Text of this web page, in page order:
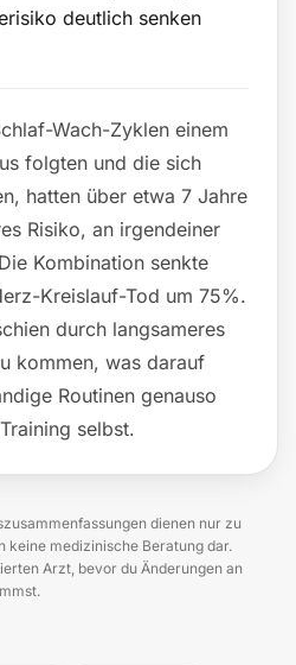
deutlich senken
Wach-Zyklen einem
folgten und die sich
hatten über etwa 7 Jahre
Risiko, an irgendeiner
Kombination senkte
Kreislauf-Tod um 75%.
durch langsameres
kommen, was darauf
Routinen genauso
selbst.
dienen nur zu
keine medizinische Beratung dar.
Arzt, bevor du Änderungen an